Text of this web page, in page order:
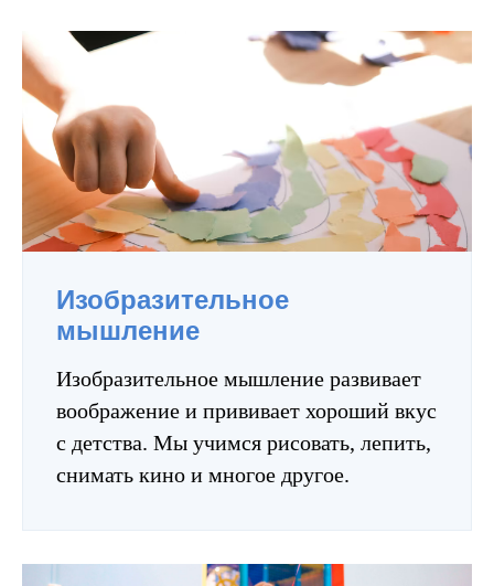
Изобразительное
мышление
Изобразительное мышление развивает
воображение и прививает хороший вкус
с детства. Мы учимся рисовать, лепить,
снимать кино и многое другое.